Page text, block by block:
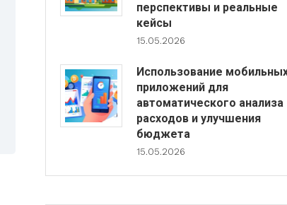
перспективы и реальные
кейсы
15.05.2026
Использование
приложений для
автоматического анализа
расходов и улучшения
бюджета
15.05.2026